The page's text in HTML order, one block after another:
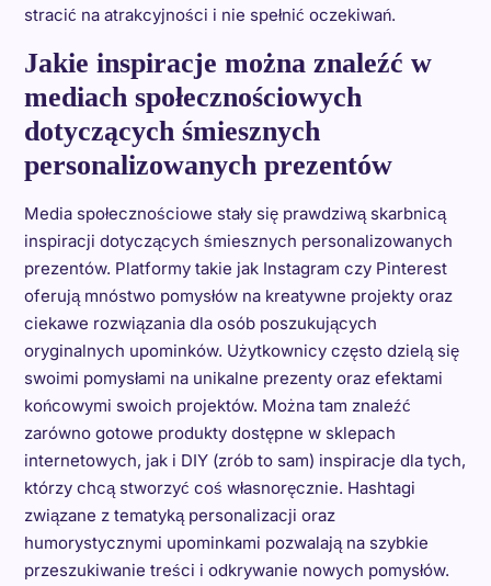
stracić na atrakcyjności i nie spełnić oczekiwań.
Jakie inspiracje można znaleźć w
mediach społecznościowych
dotyczących śmiesznych
personalizowanych prezentów
Media społecznościowe stały się prawdziwą skarbnicą
inspiracji dotyczących śmiesznych personalizowanych
prezentów. Platformy takie jak Instagram czy Pinterest
oferują mnóstwo pomysłów na kreatywne projekty oraz
ciekawe rozwiązania dla osób poszukujących
oryginalnych upominków. Użytkownicy często dzielą się
swoimi pomysłami na unikalne prezenty oraz efektami
końcowymi swoich projektów. Można tam znaleźć
zarówno gotowe produkty dostępne w sklepach
internetowych, jak i DIY (zrób to sam) inspiracje dla tych,
którzy chcą stworzyć coś własnoręcznie. Hashtagi
związane z tematyką personalizacji oraz
humorystycznymi upominkami pozwalają na szybkie
przeszukiwanie treści i odkrywanie nowych pomysłów.